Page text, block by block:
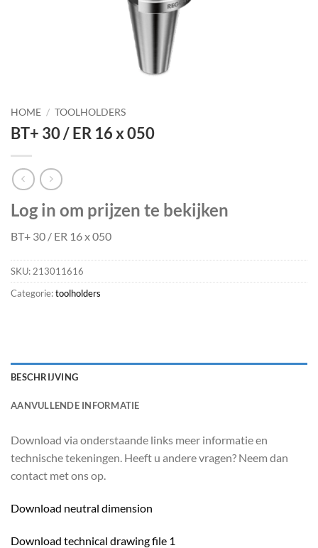
HOME / TOOLHOLDERS
BT+ 30 / ER 16 x 050
Log in om prijzen te bekijken
BT+ 30 / ER 16 x 050
SKU:213011616
Categorie:toolholders
BESCHRIJVING
AANVULLENDE INFORMATIE
Download via onderstaande links meer informatie en
technische tekeningen. Heeft u andere vragen? Neem dan
contact met ons op.
Download neutral dimension
Download technical drawing file 1